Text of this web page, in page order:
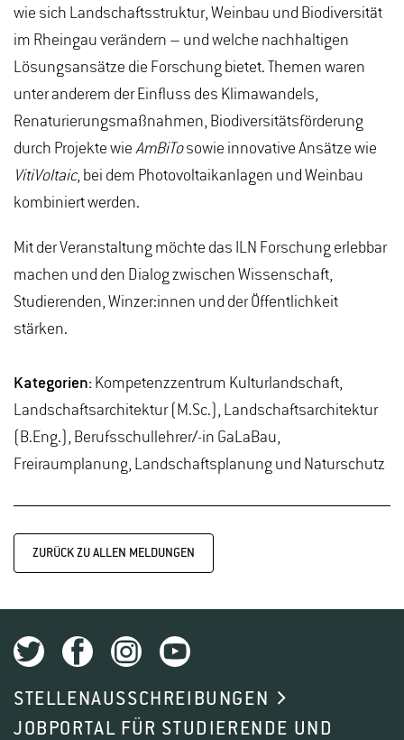
wie sich Landschaftsstruktur, Weinbau und Biodiversität
im Rheingau verändern – und welche nachhaltigen
Lösungsansätze die Forschung bietet. Themen waren
unter anderem der Einfluss des Klimawandels,
Renaturierungsmaßnahmen, Biodiversitätsförderung
durch Projekte wie AmBiTosowie innovative Ansätze wie
VitiVoltaic, bei dem Photovoltaikanlagen und Weinbau
kombiniert werden.
Mit der Veranstaltung möchte das ILN Forschung erlebbar
machen und den Dialog zwischen Wissenschaft,
Studierenden, Winzer:innen und der Öffentlichkeit
stärken.
Kategorien: Kompetenzzentrum Kulturlandschaft,
Landschaftsarchitektur (M.Sc.), Landschaftsarchitektur
(B.Eng.), Berufsschullehrer/-in GaLaBau,
Freiraumplanung, Landschaftsplanung und Naturschutz
ZURÜCK ZU ALLEN MELDUNGEN
STELLENAUSSCHREIBUNGEN
JOBPORTAL FÜR STUDIERENDE UND